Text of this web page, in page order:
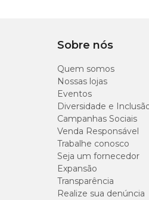
Sobre nós
Quem somos
Nossas lojas
Eventos
Diversidade e
Campanhas Sociais
Venda Responsável
Trabalhe conosco
Seja um fornecedor
Expansão
Transparência
Realize sua denúncia